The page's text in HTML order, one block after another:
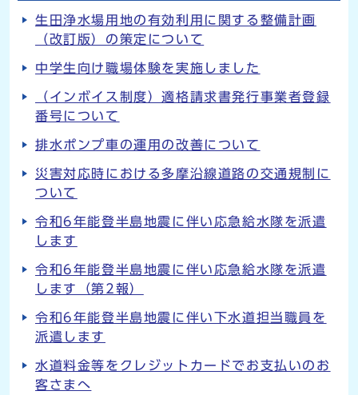
生田浄水場用地の有効利用に関する整備計画
（改訂版）の策定について
中学生向け職場体験を実施しました
（インボイス制度）適格請求書発行事業者登録
番号について
排水ポンプ車の運用の改善について
災害対応時における多摩沿線道路の交通規制に
ついて
令和6年能登半島地震に伴い応急給水隊を派遣
します
令和6年能登半島地震に伴い応急給水隊を派遣
します（第2報）
令和6年能登半島地震に伴い下水道担当職員を
派遣します
水道料金等をクレジットカードでお支払いのお
客さまへ